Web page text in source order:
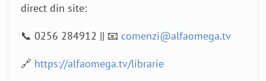
direct din site:
📞 0256 284912 || 📧 comenzi@alfaomega.tv
🔗 https://alfaomega.tv/librarie